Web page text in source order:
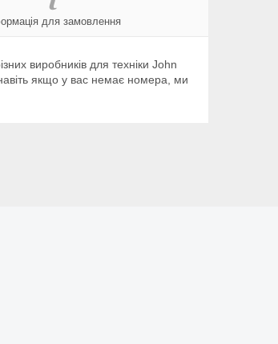
для замовлення
виробників для техніки John
якщо у вас немає номера, ми